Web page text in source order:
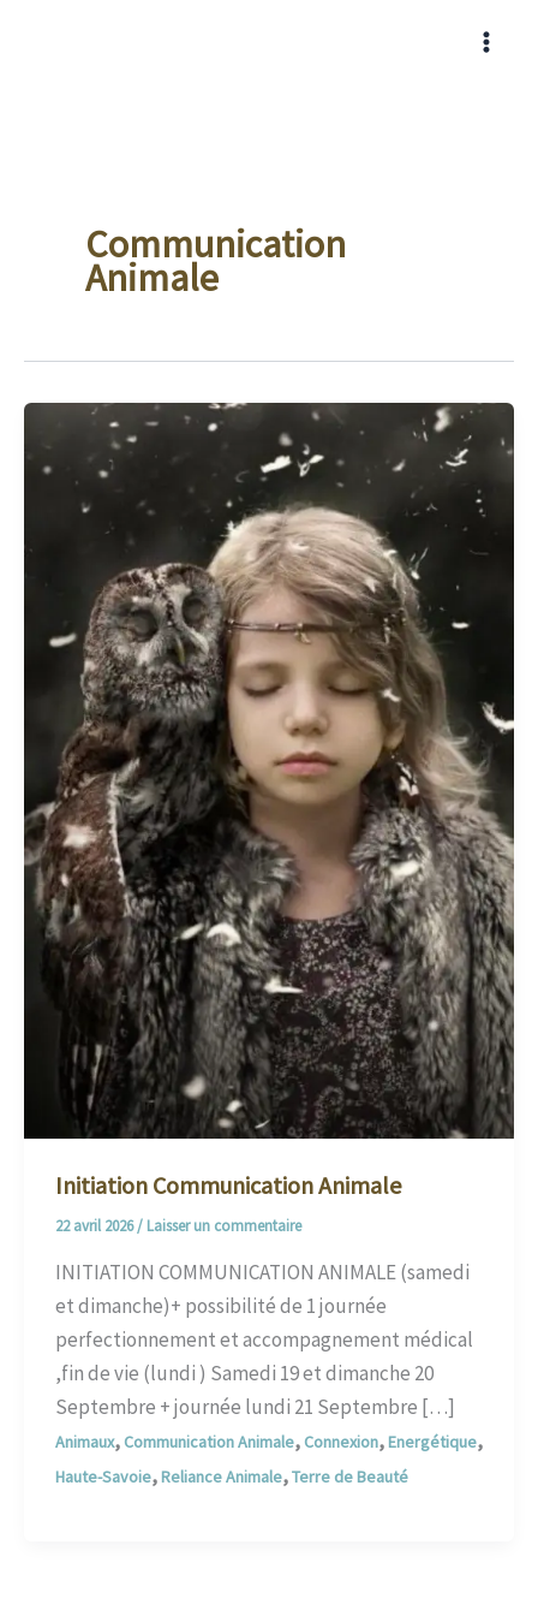
Communication
Animale
Initiation Communication Animale
22 avril 2026/ Laisser un commentaire
INITIATION COMMUNICATION ANIMALE (samedi
et dimanche)+ possibilité de 1 journée
perfectionnement et accompagnement médical
,fin de vie (lundi ) Samedi 19 et dimanche 20
Septembre + journée lundi 21 Septembre […]
Animaux, Communication Animale, Connexion,Energétique,
Haute-Savoie,Reliance Animale,Terre de Beauté